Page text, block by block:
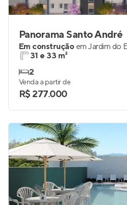
Panorama Santo André
Em construção em Jardim do
31 e 33 m²
2
Venda a partir de
R$ 277.000